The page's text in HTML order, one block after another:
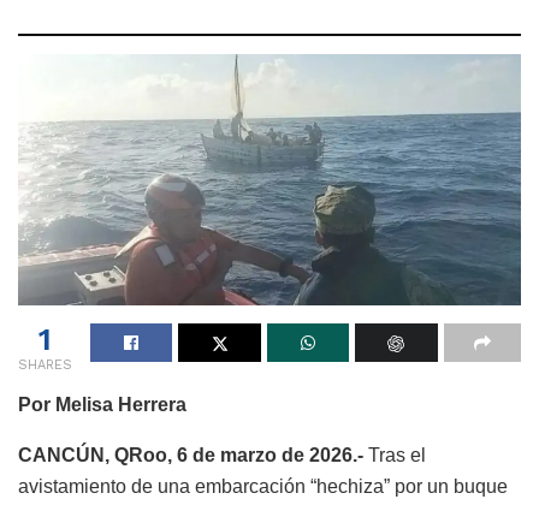
1
SHARES
Por Melisa Herrera
CANCÚN, QRoo, 6 de marzo de 2026.- Tras el
avistamiento de una embarcación “hechiza” por un buque